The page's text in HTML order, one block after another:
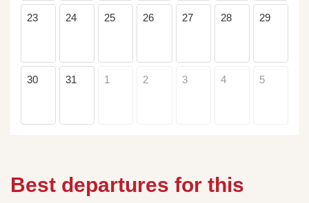
23 24 25 26 27 28 29
30 31 1 2 3 4 5
Best departures for this